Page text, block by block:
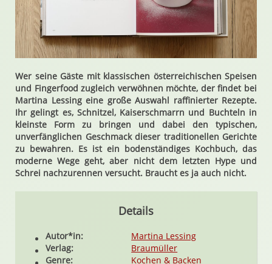
Wer seine Gäste mit klassischen österreichischen Speisen
und Fingerfood zugleich verwöhnen möchte, der findet bei
Martina Lessing eine große Auswahl raffinierter Rezepte.
Ihr gelingt es, Schnitzel, Kaiserschmarrn und Buchteln in
kleinste Form zu bringen und dabei den typischen,
unverfänglichen Geschmack dieser traditionellen Gerichte
zu bewahren. Es ist ein bodenständiges Kochbuch, das
moderne Wege geht, aber nicht dem letzten Hype und
Schrei nachzurennen versucht. Braucht es ja auch nicht.
Details
Autor*in:
Martina Lessing
Verlag:
Braumüller
Genre:
Kochen & Backen